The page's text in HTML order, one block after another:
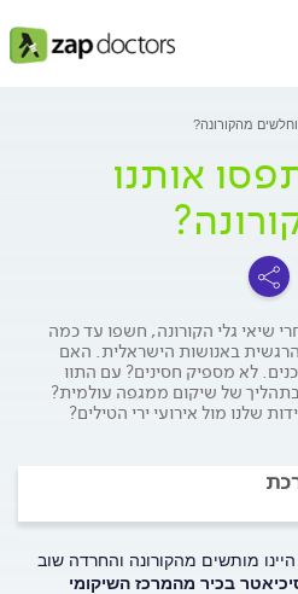
מהקורונה?
אותנו
שיאי גלי הקורונה, חשפו עד כמה
באנושות הישראלית. האם
לא מספיק חסינים? עם התוו
של שיקום ממגפה עולמית?
שלנו מול אירועי ירי הטילים?
מותשים מהקורונה והחרדה שוב
בכיר מהמרכז השיקומי